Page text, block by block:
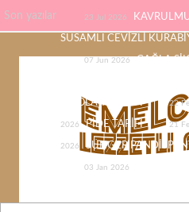
Son yazılar 23 Jul 2026
SUSAMLI CEVİZLİ
07 Jun 2026 ÇAĞLA
ÇİKOLATA TARİFİ 22
2026 PİDE TARİFİ 21
2026 SÜNGER
03 Jan 2026